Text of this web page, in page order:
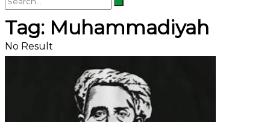
No Result
View All Result
Tag: Muhammadiyah